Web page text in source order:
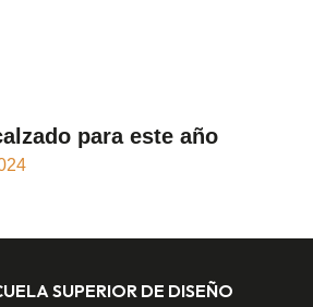
para este año
SUPERIOR DE DISEÑO